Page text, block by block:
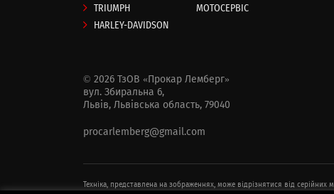
TRIUMPH
HARLEY-DAVIDSON
МОТОСЕРВІС
© 2026 ТзОВ «Прокар Лемберг»
вул. Збиральна 6,
Львів, Львівська область, 79040
procarlemberg@gmail.com
Техніка, представлена ​​на зображеннях, може відрізнятися від